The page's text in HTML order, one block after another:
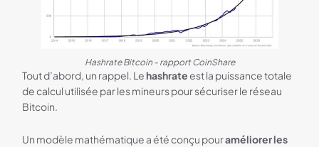
Hashrate Bitcoin - rapport CoinShare
Tout d’abord, un rappel. Le hashrateest la puissance totale
de calcul utilisée par les mineurs pour sécuriser le réseau
Bitcoin.
Un modèle mathématique a été conçu pouraméliorer les